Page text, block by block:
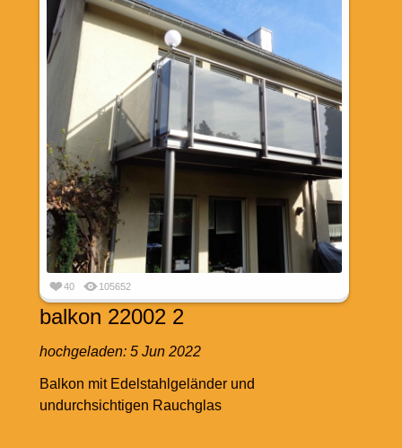
40 105652
balkon 22002 2
hochgeladen: 5 Jun 2022
Balkon mit Edelstahlgeländer und
undurchsichtigen Rauchglas